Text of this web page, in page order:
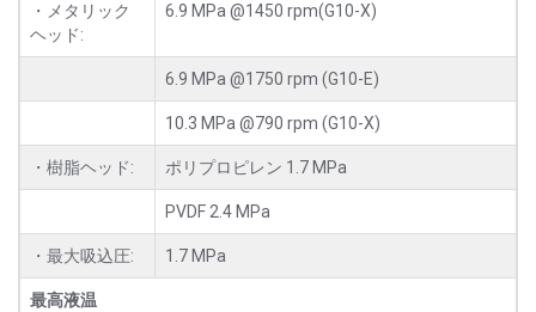
・メタリック
ヘッド:
6.9 MPa @1450 rpm(G10-X)
6.9 MPa @1750 rpm (G10-E)
10.3 MPa @790 rpm (G10-X)
・樹脂ヘッド: ポリプロピレン 1.7 MPa
PVDF 2.4 MPa
・最大吸込圧: 1.7 MPa
最高液温